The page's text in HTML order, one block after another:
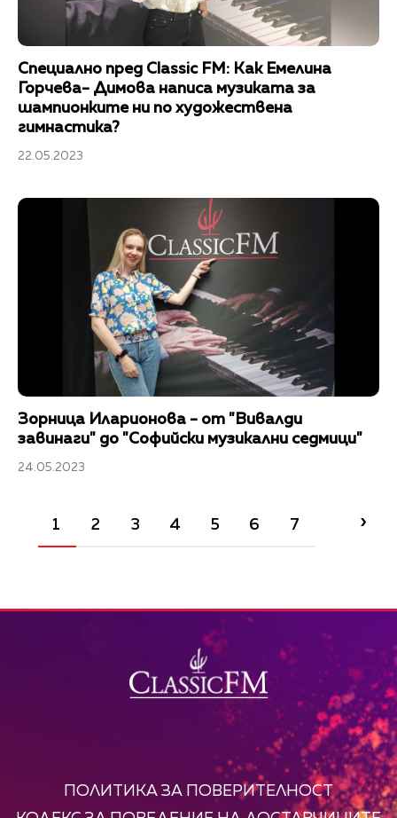
Специално пред Classic FM: Как Емелина
Горчева- Димова написа музиката за
шампионките ни по художествена
гимнастика?
22.05.2023
Зорница Иларионова - от "Вивалди
завинаги" до "Софийски музикални седмици"
24.05.2023
1 2 3 4 5 6 7 ›
ПОЛИТИКА ЗА ПОВЕРИТЕЛНОСТ